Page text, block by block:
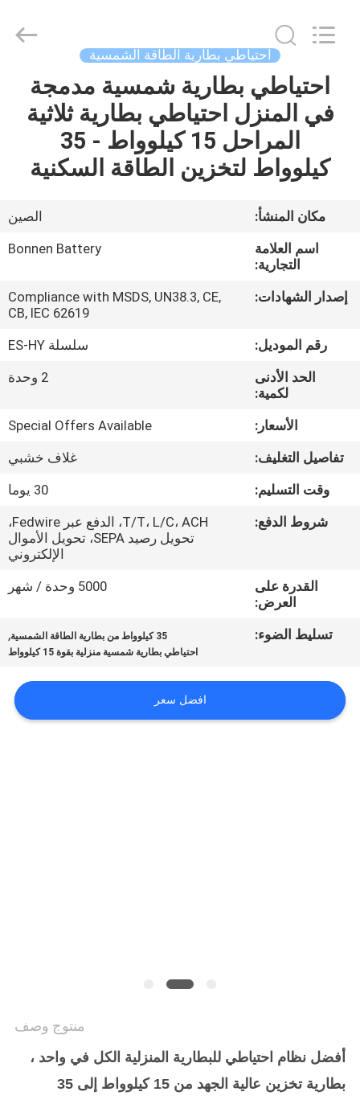
منزل
المنتجات
حول
في
ضبط
اتصل
أخبار
خريطة
الخصوصية
Technology
احتياطي بطارية الطاقة الشمسية
احتياطي بطارية شمسية مدمجة
في المنزل احتياطي بطارية ثلاثية
المراحل 15 كيلوواط - 35
كيلوواط لتخزين الطاقة السكنية
مكان المنشأ:
الصين
اسم العلامة
التجارية:
Bonnen Battery
إصدار الشهادات:
Compliance with MSDS, UN38.3, CE,
CB, IEC 62619
رقم الموديل:
سلسلة ES-HY
الحد الأدنى
لكمية:
2 وحدة
الأسعار:
Special Offers Available
تفاصيل التغليف:
غلاف خشبي
وقت التسليم:
30 يوما
شروط الدفع:
T/T، L/C، ACH، الدفع عبر Fedwire،
تحويل رصيد SEPA، تحويل الأموال
الإلكتروني
القدرة على
العرض:
5000 وحدة / شهر
تسليط الضوء: 35 كيلوواط من بطارية الطاقة الشمسية ,
احتياطي بطارية شمسية منزلية بقوة 15 كيلوواط
افضل سعر
منتوج وصف
أفضل نظام احتياطي للبطارية المنزلية الكل في واحد ،
بطارية تخزين عالية الجهد من 15 كيلوواط إلى 35